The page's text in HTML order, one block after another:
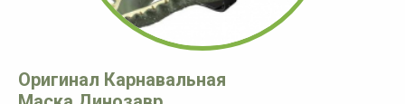
Оригинал Карнавальная